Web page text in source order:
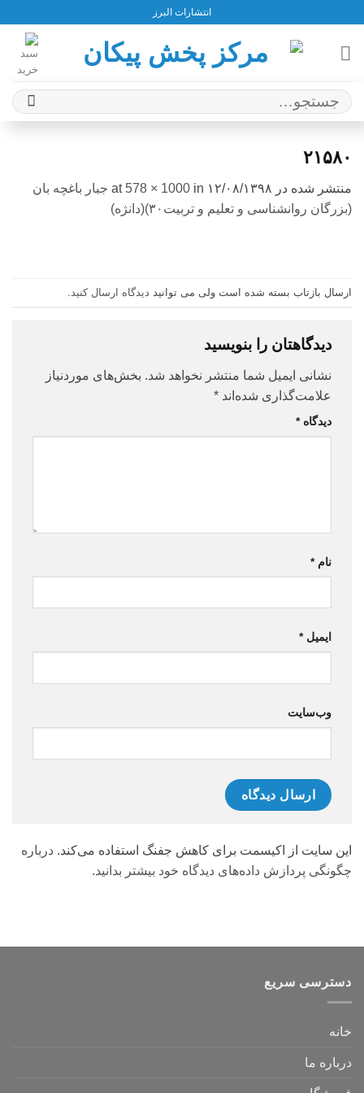
content
انتشارات البرز
جستجو
برای:
۲۱۵۸۰
منتشر شده در ۱۲/۰۸/۱۳۹۸ 578 × 1000 in
جبار باغچه بان
(بزرگان روانشناسی و تعلیم و تربیت۳۰)(دانژه)
ارسال بازتاب بسته شده است ولی می توانید دیدگاه ارسال کنید
دیدگاهتان را بنویسید
نشانی ایمیل شما منتشر نخواهد شد. بخش‌های موردنیاز
علامت‌گذاری شده‌اند *
دیدگاه*
نام*
ایمیل*
وب‌سایت
این سایت از اکیسمت برای کاهش جفنگ استفاده می‌کند. درباره
چگونگی پردازش داده‌های دیدگاه خود بیشتر بدانید.
دسترسی سریع
خانه
درباره ما